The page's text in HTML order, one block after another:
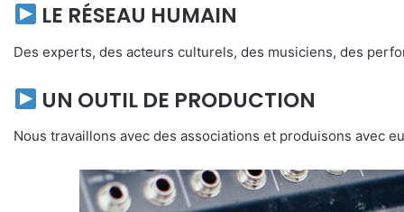
LE RÉSEAU HUMAIN
Des experts, des acteurs culturels, des musiciens, des
UN OUTIL DE PRODUCTION
Nous travaillons avec des associations et produisons avec